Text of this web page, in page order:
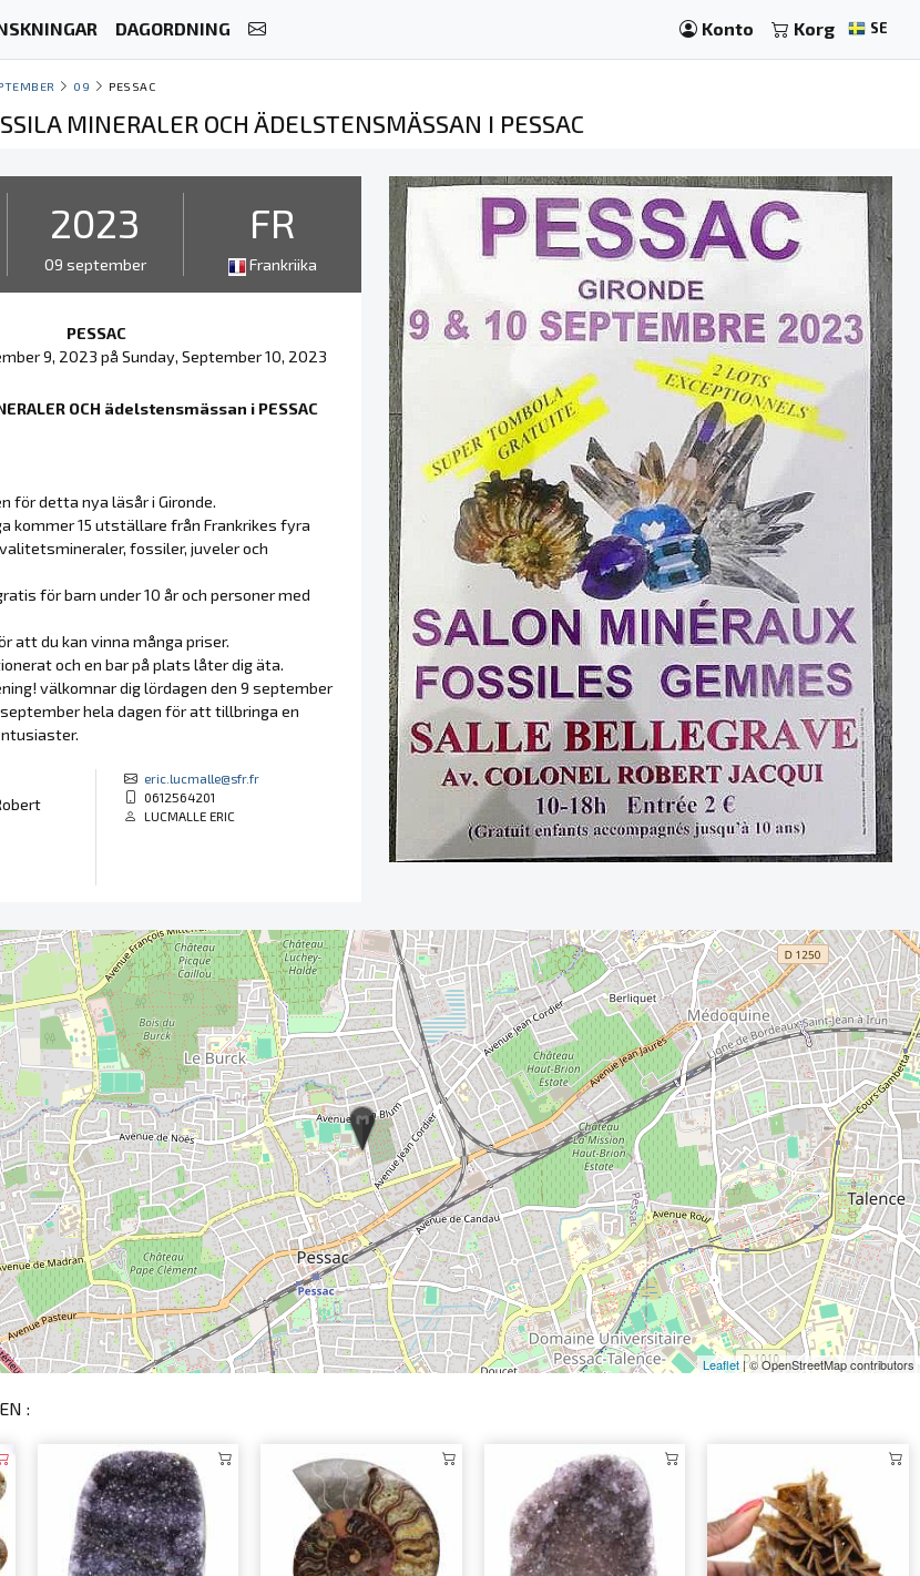
DAGORDNING Konto Korg SE
09 PESSAC
MINERALER OCH ÄDELSTENSMÄSSAN I PESSAC
2023
09 september
FR
Frankriika
PESSAC
9, 2023 på Sunday, September 10, 2023
OCH ädelstensmässan i PESSAC
för detta nya läsår i Gironde.
kommer 15 utställare från Frankrikes fyra
fossiler, juveler och
för barn under 10 år och personer med
att du kan vinna många priser.
och en bar på plats låter dig äta.
välkomnar dig lördagen den 9 september
hela dagen för att tillbringa en
eric.lucmalle@sfr.fr
0612564201
LUCMALLE ERIC
Leaflet | © OpenStreetMap contributors
: